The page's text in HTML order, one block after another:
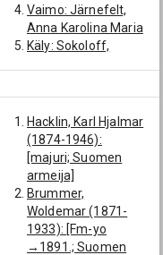
Vaimo: Järnefelt,
Anna Karolina Maria
Käly: Sokoloff,
Hacklin, Karl Hjalmar
(1874-1946):
[majuri; Suomen
armeija]
Brummer,
Woldemar (1871-
1933): [Fm-yo
→1891.; Suomen